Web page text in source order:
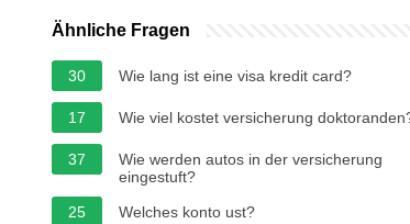
Ähnliche Fragen
30 Wie lang ist eine visa kredit card?
17 Wie viel kostet versicherung
37
Wie werden autos in der versicherung
eingestuft?
25
Welches konto ust?